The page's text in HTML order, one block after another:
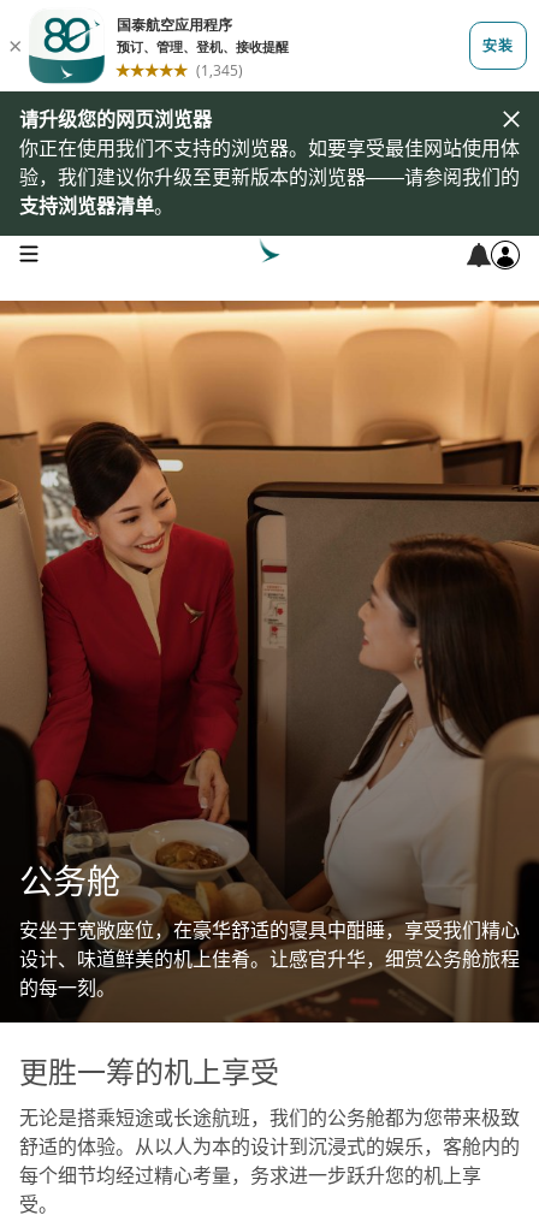
请升级您的网页浏览器
你正在使用我们不支持的浏览器。如要享受最佳网站使用体
验，我们建议你升级至更新版本的浏览器——请参阅我们的
支持浏览器清单。
open navigation menu
公务舱
安坐于宽敞座位，在豪华舒适的寝具中酣睡，享受我们精心
设计、味道鲜美的机上佳肴。让感官升华，细赏公务舱旅程
的每一刻。
更胜一筹的机上享受
无论是搭乘短途或长途航班，我们的公务舱都为您带来极致
舒适的体验。从以人为本的设计到沉浸式的娱乐，客舱内的
每个细节均经过精心考量，务求进一步跃升您的机上享
受。